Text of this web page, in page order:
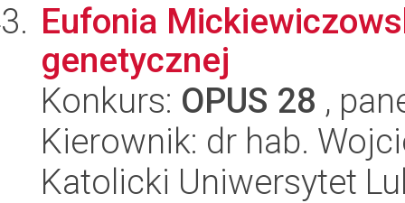
Eufonia
genetycznej
Konkurs: OPUS 28 ,
Kierownik: dr hab.
Katolicki Uniwersytet